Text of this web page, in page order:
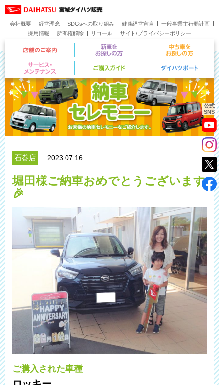
公式
SNS
会社概要 経営理念 SDGsへの取り組み 健康経営宣言
一般事業主行動計画
採用情報
所有権解除 リコール
サイト/プライバシーポリシー
お問い合わせ
店舗のご案内 新車をお探しの方
サービス・メンテナンス ご購入ガイド
石巻店 2023.07.16
堀田様ご納車おめでとうございます
🎉
ご購入された車種